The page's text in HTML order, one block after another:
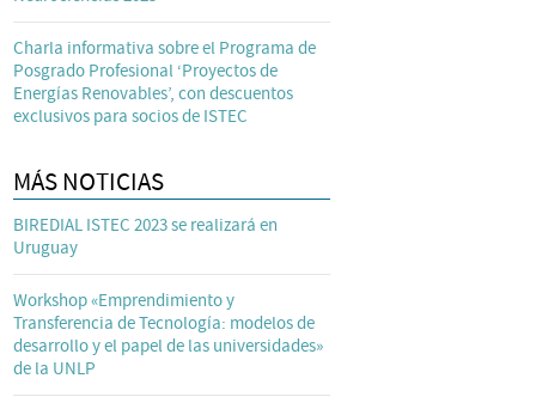
Charla informativa sobre el Programa de
Posgrado Profesional ‘Proyectos de
Energías Renovables’, con descuentos
exclusivos para socios de ISTEC
MÁS NOTICIAS
BIREDIAL ISTEC 2023 se realizará en
Uruguay
Workshop «Emprendimiento y
Transferencia de Tecnología: modelos de
desarrollo y el papel de las universidades»
de la UNLP